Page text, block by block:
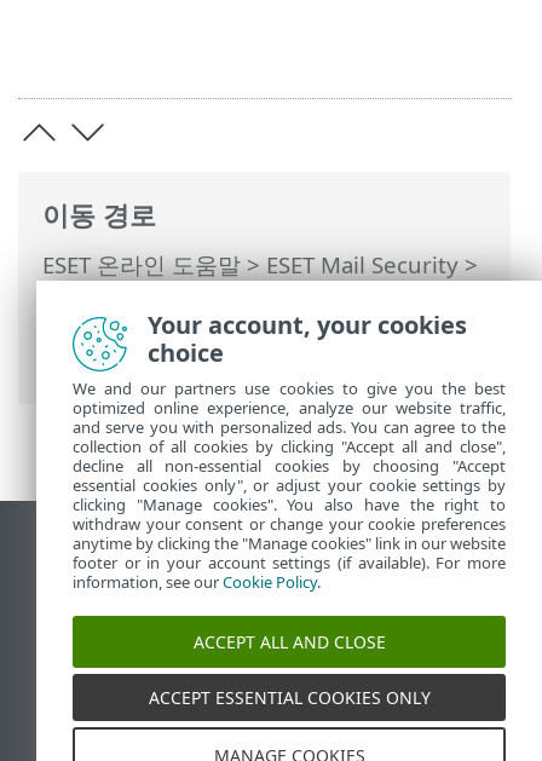
이동 경로
ESET 온라인 도움말>ESET Mail Security>
이션 모드
> 프리젠테이션 모드에서 제외된
애플리케이션
데스크톱 사이트 보기
End of Life
ESET 지식 베이스
ESET Status Portal
국가별 지원
Your account, your cookies
choice
We and our partners use cookies to give you the best
optimized online experience, analyze our website traffic,
and serve you with personalized ads. You can agree to the
collection of all cookies by clicking "Accept all and close",
decline all non-essential cookies by choosing "Accept
essential cookies only", or adjust your cookie settings by
clicking "Manage cookies". You also have the right to
withdraw your consent or change your cookie preferences
anytime by clicking the "Manage cookies" link in our website
footer or in your account settings (if available). For more
information, see ourCookie Policy.
ACCEPT ALL AND CLOSE
ACCEPT ESSENTIAL COOKIES ONLY
MANAGE COOKIES